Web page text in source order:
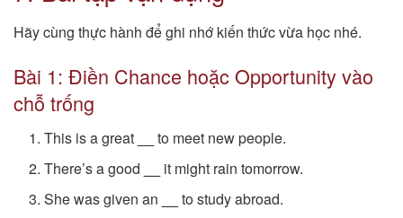
Hãy cùng thực hành để ghi nhớ kiến thức vừa học nhé.
Bài 1: Điền Chance hoặc Opportunity vào
chỗ trống
This is a great
to meet new people.
There’s a good
it might rain tomorrow.
She was given an
to study abroad.